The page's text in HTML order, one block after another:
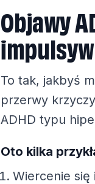
Objawy
To tak, jakbyś
przerwy
ADHD typu
Oto kilka
Wiercenie